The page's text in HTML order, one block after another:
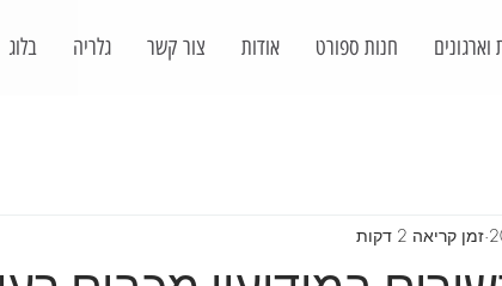
חנות ספורט אודות צור קשר גלריה בלוג
זמן קריאה 2 דקות